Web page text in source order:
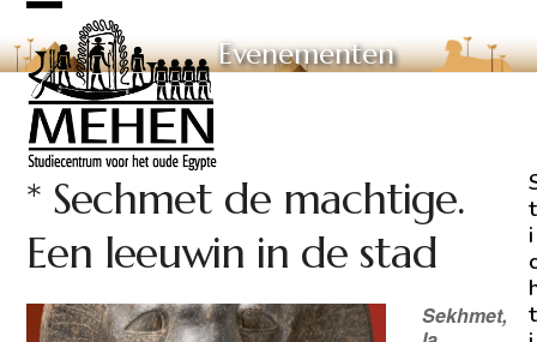
Skip
to
content
Open
mobile
menu
Close
mobile
menu
Evenementen
* Sechmet de machtige.
Een leeuwin in de stad
Sekhmet,
t
i
t